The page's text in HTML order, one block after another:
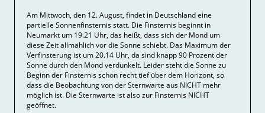
Am Mittwoch, den 12. August, findet in Deutschland eine
partielle Sonnenfinsternis statt. Die Finsternis beginnt in
Neumarkt um 19.21 Uhr, das heißt, dass sich der Mond um
diese Zeit allmählich vor die Sonne schiebt. Das Maximum der
Verfinsterung ist um 20.14 Uhr, da sind knapp 90 Prozent der
Sonne durch den Mond verdunkelt. Leider steht die Sonne zu
Beginn der Finsternis schon recht tief über dem Horizont, so
dass die Beobachtung von der Sternwarte aus NICHT mehr
möglich ist. Die Sternwarte ist also zur Finsternis NICHT
geöffnet.